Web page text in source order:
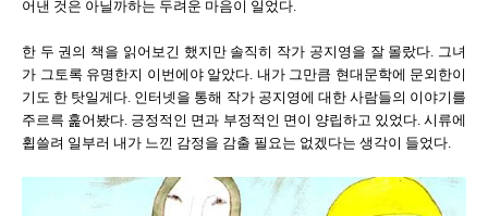
어낸 것은 아닐까하는 두려운 마음이 일었다.
한 두 권의 책을 읽어보긴 했지만 솔직히 작가 공지영을 잘 몰랐다. 그녀
가 그토록 유명한지 이번에야 알았다. 내가 그만큼 현대문학에 문외한이
기도 한 탓일게다. 인터넷을 통해 작가 공지영에 대한 사람들의 이야기를
주르륵 훑어봤다. 긍정적인 면과 부정적인 면이 양립하고 있었다. 시류에
휩쓸려 일부러 내가 느낀 감정을 감출 필요는 없겠다는 생각이 들었다.